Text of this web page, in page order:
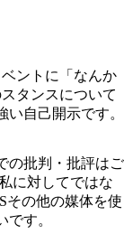
ントに「なんか
タンスについて
自己開示です。
の批判・批評はご
に対してではな
その他の媒体を使
す。